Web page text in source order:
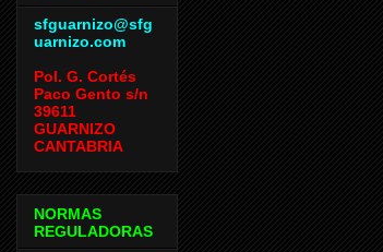
sfguarnizo@sfg
uarnizo.com
Pol. G. Cortés
Paco Gento s/n
39611
GUARNIZO
CANTABRIA
NORMAS
REGULADORAS